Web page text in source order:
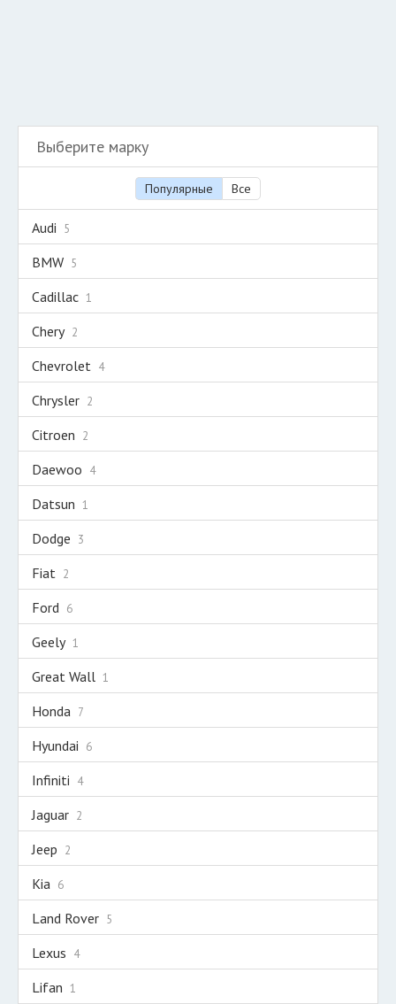
Выберите марку
Популярные Все
Audi 5
BMW 5
Cadillac 1
Chery 2
Chevrolet 4
Chrysler 2
Citroen 2
Daewoo 4
Datsun 1
Dodge 3
Fiat 2
Ford 6
Geely 1
Great Wall 1
Honda 7
Hyundai 6
Infiniti 4
Jaguar 2
Jeep 2
Kia 6
Land Rover 5
Lexus 4
Lifan 1